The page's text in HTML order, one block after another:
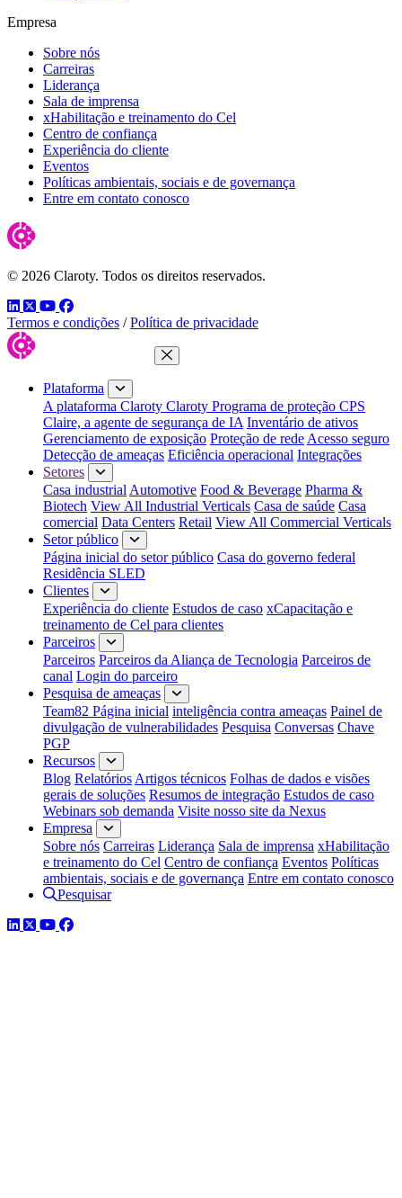
Empresa
Sobre nós
Carreiras
Liderança
Sala de imprensa
xHabilitação e treinamento do Cel
Centro de confiança
Experiência do cliente
Eventos
Políticas ambientais, sociais e de governança
Entre em contato conosco
© 2026 Claroty. Todos os direitos reservados.
LinkedIn
TwitterYouTube
Facebook
Termos e condições / Política de privacidade
Fechar menu
Plataforma
A plataforma Claroty Claroty Programa de proteção CPS
Claire, a agente de segurança de IA Inventário de ativos
Gerenciamento de exposição Proteção de rede Acesso seguro
Detecção de ameaças Eficiência operacional Integrações
Setores
Casa industrial Automotive Food & Beverage Pharma &
Biotech View All Industrial Verticals Casa de saúde Casa
comercial Data Centers Retail View All Commercial Verticals
Setor público
Página inicial do setor público Casa do governo federal
Residência SLED
Clientes
Experiência do cliente Estudos de caso xCapacitação e
treinamento de Cel para clientes
Parceiros
Parceiros Parceiros da Aliança de Tecnologia Parceiros de
canal Login do parceiro
Pesquisa de ameaças
Team82 Página inicial inteligência contra ameaças Painel de
divulgação de vulnerabilidades Pesquisa Conversas Chave
PGP
Recursos
Blog Relatórios Artigos técnicos Folhas de dados e visões
gerais de soluções Resumos de integração Estudos de caso
Webinars sob demanda Visite nosso site da Nexus
Empresa
Sobre nós Carreiras Liderança Sala de imprensa xHabilitação
e treinamento do Cel Centro de confiança Eventos Políticas
ambientais, sociais e de governança Entre em contato conosco
Pesquisar
LinkedIn
TwitterYouTube
Facebook